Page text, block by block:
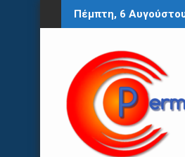
Περάστε
στο
Πέμπτη, 6